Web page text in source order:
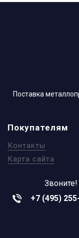
Поставка
Покупателям
Контакты
Карта сайта
Звоните!
+7 (495)